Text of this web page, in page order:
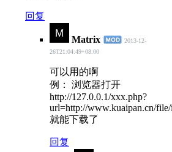
回复
Matrix
2013-12-
26T21:04:49+08:00
可以用的啊
例： 浏览器打开
http://127.0.0.1/xxx.php?
url=http://www.kuaipan.cn/
就能下载了
回复